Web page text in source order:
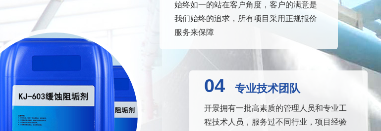
始终如一的站在客户角度，客户的满意是
我们始终的追求，所有项目采用正规报价
服务来保障
04 专业技术团队
开景拥有一批高素质的管理人员和专业工
程技术人员，服务过不同行业，项目经验